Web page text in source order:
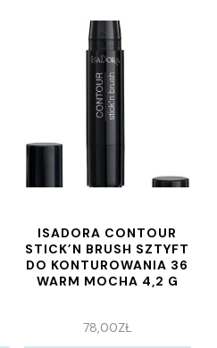
ISADORA CONTOUR
STICK’N BRUSH SZTYFT
DO KONTUROWANIA 36
WARM MOCHA 4,2 G
78,00ZŁ